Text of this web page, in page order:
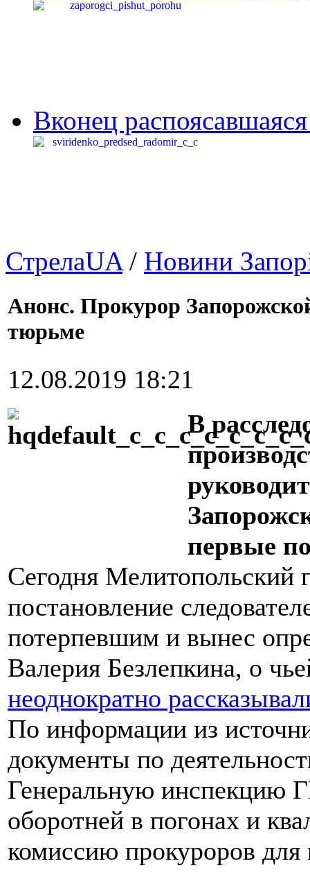
Вконец
СтрелаUA/ Новини
Анонс. Прокурор
тюрьме
12.08.2019 18:21
В
первые
Сегодня Мелитопольский
постановление
потерпевшим и вынес
Валерия Безлепкина, о
неоднократно
По информации из
документы по
Генеральную инспекцию
оборотней в погонах и
комиссию прокуроров для